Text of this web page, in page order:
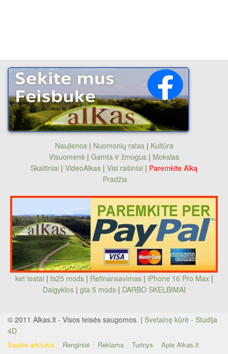
Naujienos| Nuomonių ratas| Kultūra
Visuomenė | Gamta ir žmogus | Mokslas
Skaitiniai | VideoAlkas | Visi rašiniai | Paremkite Alką
Pradžia
ket testai | fs25 mods| Refinansavimas| iPhone 16 Pro Max|
Daigyklos| gta 5 mods | DARBO SKELBIMAI
© 2011 Alkas.lt - Visos teisės saugomos. | Svetainę kūrė - Studija
4D
Saulės arkliukai Renginiai Reklama Turinys
Apie Alkas.lt